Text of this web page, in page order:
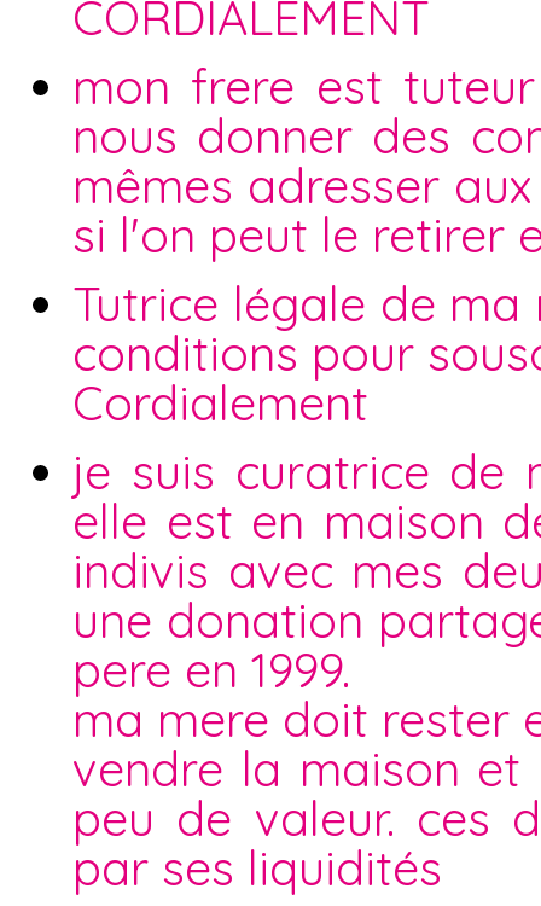
CORDIALEMENT
mon frere est
nous donner des
mêmes adresser
si l'on peut le retirer
Tutrice légale de
conditions pour
Cordialement
je suis curatrice de
elle est en maison
indivis avec mes
une donation
pere en 1999.
ma mere doit rester
vendre la maison
peu de valeur. ces
par ses liquidités